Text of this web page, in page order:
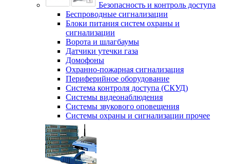
Безопасность и контроль доступа
Беспроводные сигнализации
Блоки питания систем охраны и
сигнализации
Ворота и шлагбаумы
Датчики утечки газа
Домофоны
Охранно-пожарная сигнализация
Периферийное оборудование
Система контроля доступа (СКУД)
Системы видеонаблюдения
Системы звукового оповещения
Системы охраны и сигнализации прочее